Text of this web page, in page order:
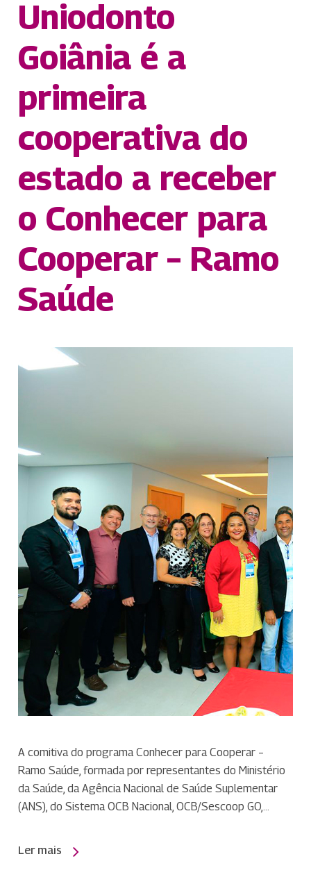
Uniodonto
Goiânia é a
primeira
cooperativa do
estado a receber
o Conhecer para
Cooperar – Ramo
Saúde
A comitiva do programa Conhecer para Cooperar –
Ramo Saúde, formada por representantes do Ministério
da Saúde, da Agência Nacional de Saúde Suplementar
(ANS), do Sistema OCB Nacional, OCB/Sescoop GO,…
Ler mais